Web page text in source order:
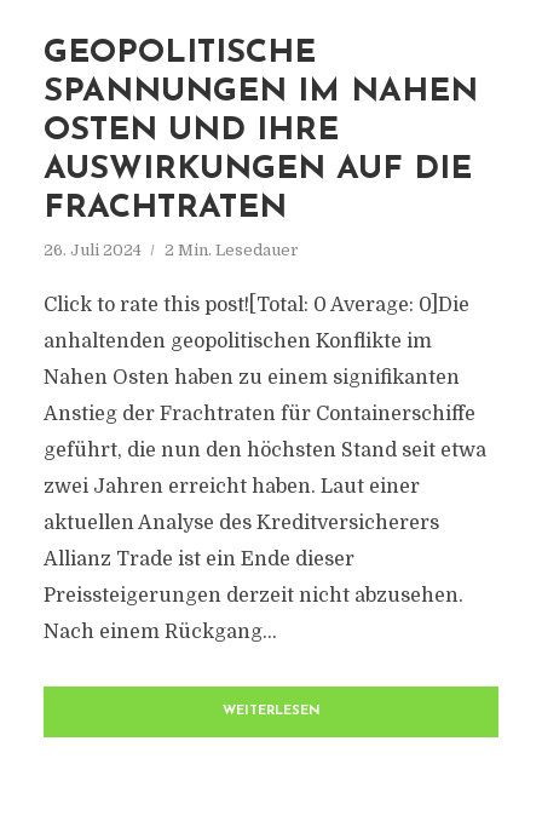
GEOPOLITISCHE
SPANNUNGEN IM NAHEN
OSTEN UND IHRE
AUSWIRKUNGEN AUF DIE
FRACHTRATEN
26. Juli 2024 2 Min. Lesedauer
Click to rate this post![Total: 0 Average: 0]Die
anhaltenden geopolitischen Konflikte im
Nahen Osten haben zu einem signifikanten
Anstieg der Frachtraten für Containerschiffe
geführt, die nun den höchsten Stand seit etwa
zwei Jahren erreicht haben. Laut einer
aktuellen Analyse des Kreditversicherers
Allianz Trade ist ein Ende dieser
Preissteigerungen derzeit nicht abzusehen.
Nach einem Rückgang...
WEITERLESEN